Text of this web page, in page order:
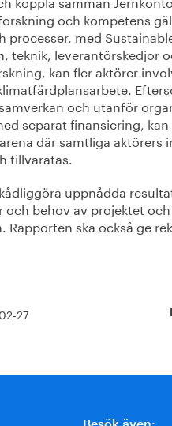
och kompetens
med
teknik, leverantörskedjor
kan fler aktörer
och utanför
separat finansiering,
där samtliga aktörers
tillvaratas.
uppnådda
behov av projektet och
ska också ge
27